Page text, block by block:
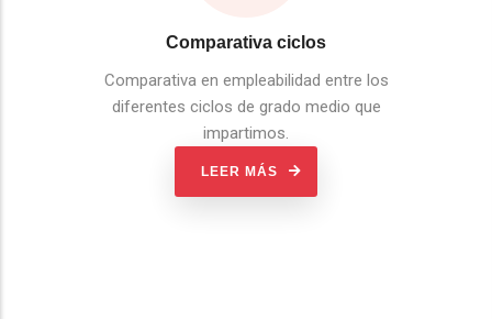
Comparativa ciclos
Comparativa en empleabilidad entre los
diferentes ciclos de grado medio que
impartimos.
LEER MÁS